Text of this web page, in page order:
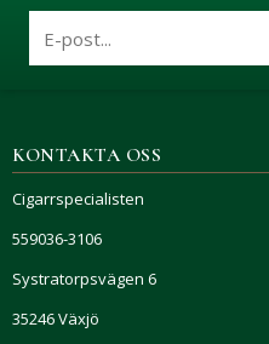
KONTAKTA OSS
Cigarrspecialisten
559036-3106
Systratorpsvägen 6
35246 Växjö